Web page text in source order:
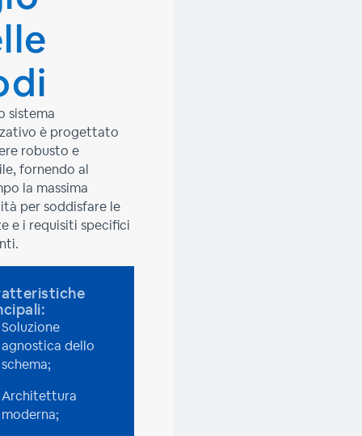
sistema
è progettato
robusto e
fornendo al
la massima
per soddisfare le
e i requisiti specifici
Soluzione
agnostica dello
schema;
Architettura
moderna;